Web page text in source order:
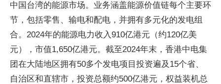
中国台湾的能源市场。业务涵盖能源价值链每个主要环
节，包括零售、输电和配电，并拥有多元化的发电组
合。2024年的能源电力收入910亿港元（约120亿美
元），市值1,650亿港元。截至2024年末，香港中电集
团在大陆地区拥有50多个发电项目投资遍及15个省、
自治区和直辖市，投资总额约500亿港元，权益装机总